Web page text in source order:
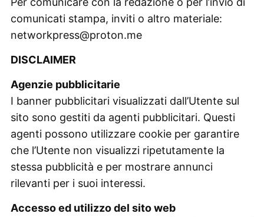
comunicati stampa, inviti o altro materiale:
networkpress@proton.me
DISCLAIMER
Agenzie pubblicitarie
I banner pubblicitari visualizzati dall’Utente sul
sito sono gestiti da agenti pubblicitari. Questi
agenti possono utilizzare cookie per garantire
che l’Utente non visualizzi ripetutamente la
stessa pubblicità e per mostrare annunci
rilevanti per i suoi interessi.
Accesso ed utilizzo del sito web